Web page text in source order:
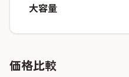
大容量
価格比較